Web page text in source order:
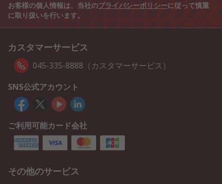
お客様の個人情報は、当社のプライバシーポリシーに従って慎重
に取り扱いを行います。
カスタマーサービス
045-335-8888（カスタマーサービス）
SNS公式アカウント
ご利用可能カード会社
その他のサービス